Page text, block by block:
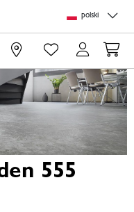
polski
0
555